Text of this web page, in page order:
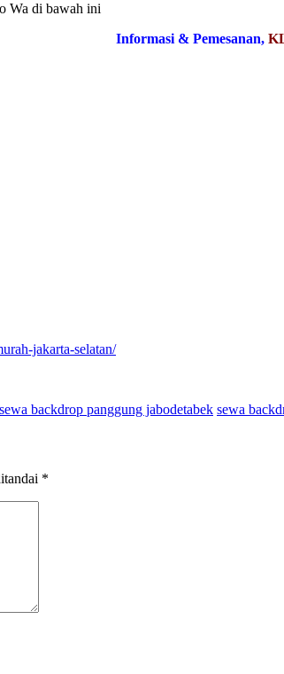
Wa di bawah ini
Informasi & Pemesanan,
jakarta-selatan/
sewa backdrop panggung jabodetabek sewa
*